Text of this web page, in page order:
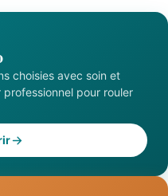
choisies avec soin et
pour rouler